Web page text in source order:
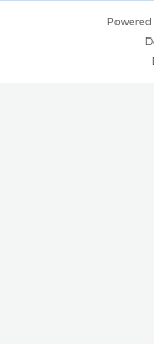
Powered